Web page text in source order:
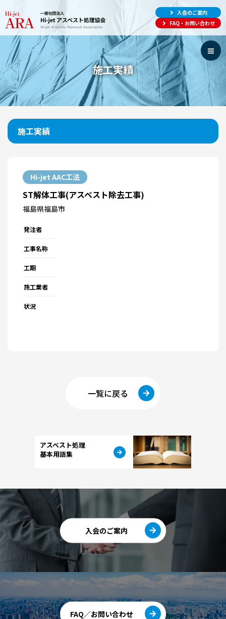
入会のご案内
FAQ・お問い合わせ
施工実績
施工実績
Hi-jet AAC工法
ST解体工事(アスベスト除去工事)
福島県福島市
発注者
工事名称
工期
施工業者
状況
一覧に戻る
アスベスト処理
基本用語集
入会のご案内
FAQ／お問い合わせ